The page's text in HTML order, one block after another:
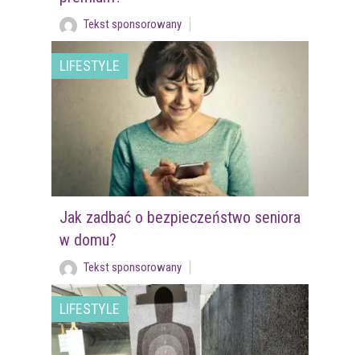
Tekst sponsorowany
LIFESTYLE
Jak zadbać o bezpieczeństwo seniora
w domu?
Tekst sponsorowany
LIFESTYLE